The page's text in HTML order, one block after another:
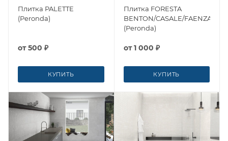
Плитка PALETTE
(Peronda)
от500 ₽
КУПИТЬ
Плитка FORESTA
BENTON/CASALE/FAENZA
(Peronda)
от1 000 ₽
КУПИТЬ